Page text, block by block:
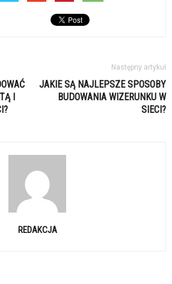
I
Następny artykuł
JAKIE SĄ NAJLEPSZE SPOSOBY
BUDOWANIA WIZERUNKU W
SIECI?
REDAKCJA